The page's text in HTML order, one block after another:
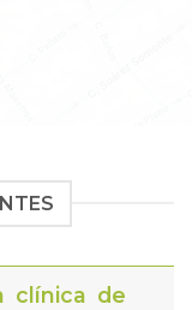
clínica de